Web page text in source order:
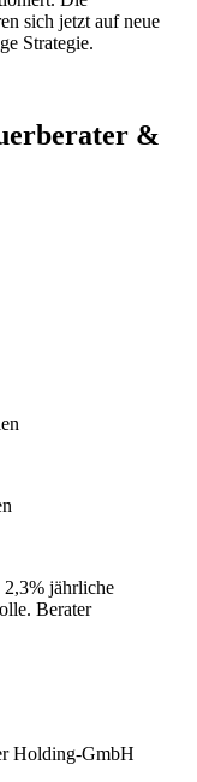
sich jetzt auf neue
Strategie.
&
jährliche
Berater
Holding-GmbH